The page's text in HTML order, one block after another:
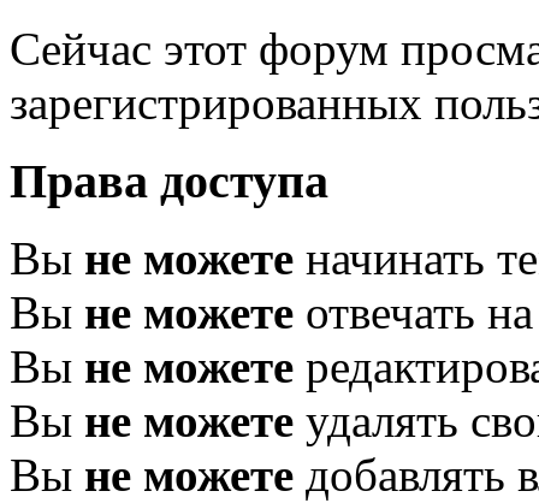
Сейчас этот форум
зарегистрированных
Права доступа
Вы не можете начинать
Вы не можете отвечать
Вы не можете
Вы не можете удалять
Вы не можете добавлять